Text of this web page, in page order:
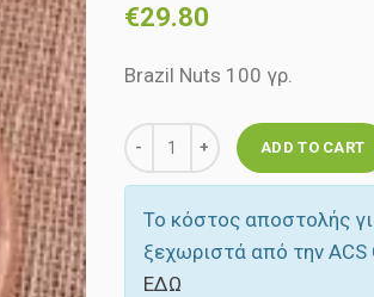
€29.80
Brazil Nuts 100 γρ.
Quantity
ADD TO CART
Το κόστος αποστολής
ξεχωριστά από την
ΕΔΩ